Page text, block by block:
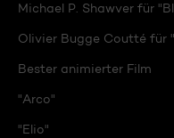
Michael P. Shawver für
Olivier Bugge Coutté für
Bester animierter Film
"Arco"
"Elio"